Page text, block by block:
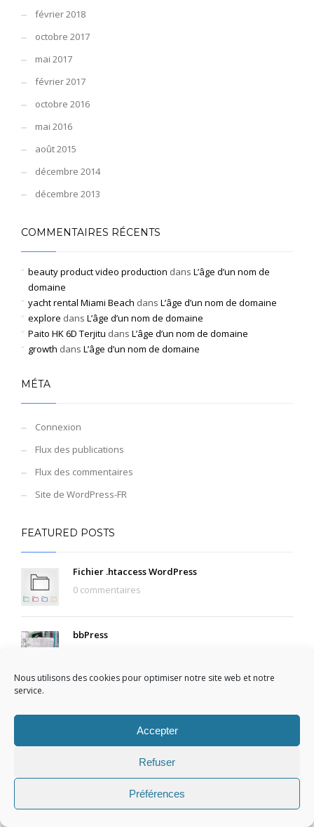
Nous utilisons des cookies pour optimiser notre site web et notre
service.
Accepter
Refuser
Préférences
février 2018
octobre 2017
mai 2017
février 2017
octobre 2016
mai 2016
août 2015
décembre 2014
décembre 2013
COMMENTAIRES RÉCENTS
beauty product video production dans L’âge d’un nom de
domaine
yacht rental Miami Beach dans L’âge d’un nom de domaine
explore dans L’âge d’un nom de domaine
Paito HK 6D Terjitu dans L’âge d’un nom de domaine
growth dans L’âge d’un nom de domaine
MÉTA
Connexion
Flux des publications
Flux des commentaires
Site de WordPress-FR
FEATURED POSTS
Fichier .htaccess WordPress
0 commentaires
bbPress
d’images de WordPress
0 commentaires
Les meilleurs outils de test de performance